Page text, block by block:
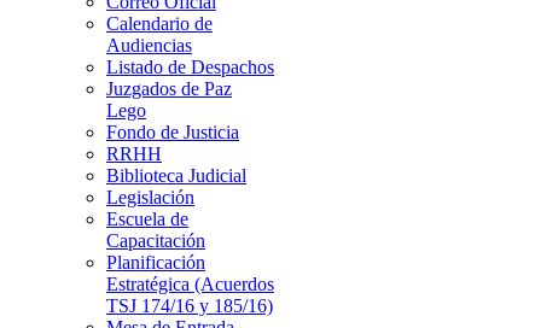
Calendario de
Audiencias
Listado de Despachos
Juzgados de Paz
Lego
Fondo de Justicia
RRHH
Biblioteca Judicial
Legislación
Escuela de
Capacitación
Planificación
Estratégica (Acuerdos
TSJ 174/16 y 185/16)